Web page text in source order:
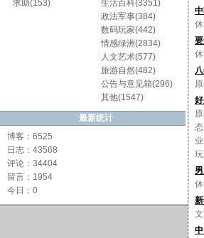
求助(153)
生活百科(3351)
政法军事(384)
数码玩家(442)
情感绿洲(2834)
人文艺术(577)
旅游自然(482)
公告与意见箱(296)
其他(1547)
最新统计
博客：6525
日志：43568
评论：34404
留言：1954
今日：0
态